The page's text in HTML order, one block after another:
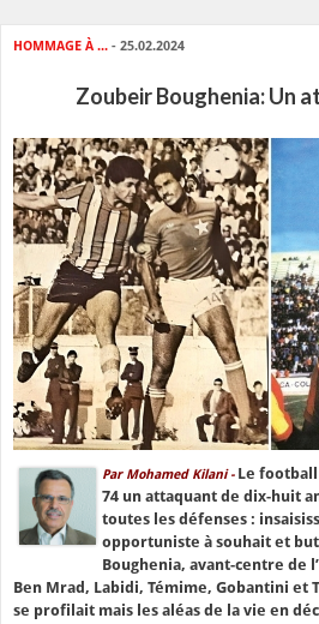
HOMMAGE À ... - 25.02.2024
Zoubeir Boughenia: Un
Par Mohamed Kilani - Le
74 un attaquant de dix-huit
toutes les défenses :
opportuniste à souhait et
Boughenia, avant-centre de
Ben Mrad, Labidi, Témime, Gobantini et
se profilait mais les aléas de la vie en